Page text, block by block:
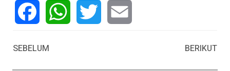
SEBELUM
BERIKUT